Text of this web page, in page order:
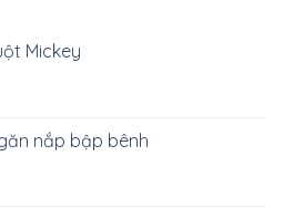
Mickey
nắp bập bênh